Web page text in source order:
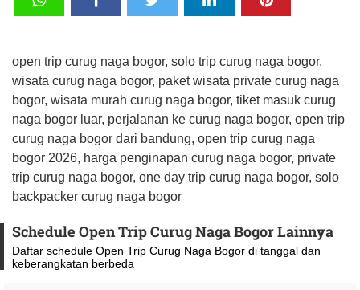
open trip curug naga bogor, solo trip curug naga bogor,
wisata curug naga bogor, paket wisata private curug naga
bogor, wisata murah curug naga bogor, tiket masuk curug
naga bogor luar, perjalanan ke curug naga bogor, open trip
curug naga bogor dari bandung, open trip curug naga
bogor 2026, harga penginapan curug naga bogor, private
trip curug naga bogor, one day trip curug naga bogor, solo
backpacker curug naga bogor
Schedule Open Trip Curug Naga Bogor Lainnya
Daftar schedule Open Trip Curug Naga Bogor di tanggal dan
keberangkatan berbeda